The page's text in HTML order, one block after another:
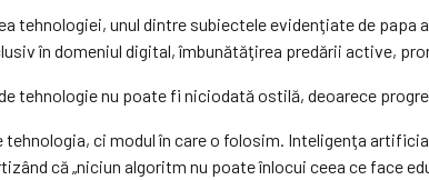
tehnologiei, unul dintre subiectele evidenţiate de
în domeniul digital, îmbunătăţirea predării active,
tehnologie nu poate fi niciodată ostilă, deoarece
tehnologia, ci modul în care o folosim. Inteligenţa
că „niciun algoritm nu poate înlocui ceea ce face